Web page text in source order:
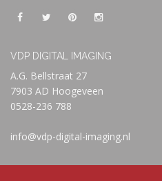
VDP DIGITAL IMAGING
A.G. Bellstraat 27
7903 AD Hoogeveen
0528-236 788
info@vdp-digital-imaging.nl